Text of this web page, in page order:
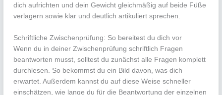
dich aufrichten und dein Gewicht gleichmäßig auf beide Füße
verlagern sowie klar und deutlich artikuliert sprechen.
Schriftliche Zwischenprüfung: So bereitest du dich vor
Wenn du in deiner Zwischenprüfung schriftlich Fragen
beantworten musst, solltest du zunächst alle Fragen komplett
durchlesen. So bekommst du ein Bild davon, was dich
erwartet. Außerdem kannst du auf diese Weise schneller
einschätzen, wie lange du für die Beantwortung der einzelnen